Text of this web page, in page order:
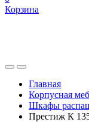
Корзина
Главная
Корпусная
Шкафы
Престиж К